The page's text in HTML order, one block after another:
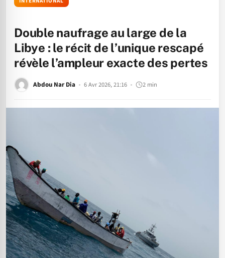
Double naufrage au large de la
Libye : le récit de l’unique rescapé
révèle l’ampleur exacte des pertes
Abdou Nar Dia 6 Avr 2026, 21:16 2 min